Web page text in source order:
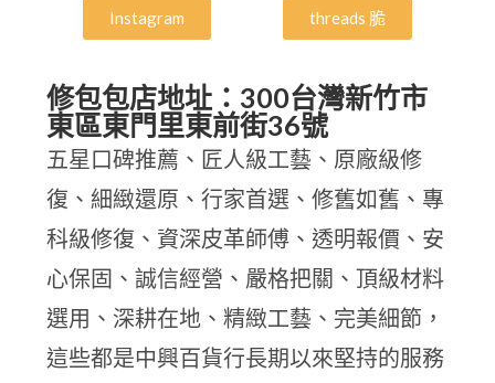
Instagram threads 脆
修包包店地址：300台灣新竹市
東區東門里東前街36號
五星口碑推薦、匠人級工藝、原廠級修
復、細緻還原、行家首選、修舊如舊、專
科級修復、資深皮革師傅、透明報價、安
心保固、誠信經營、嚴格把關、頂級材料
選用、深耕在地、精緻工藝、完美細節，
這些都是中興百貨行長期以來堅持的服務